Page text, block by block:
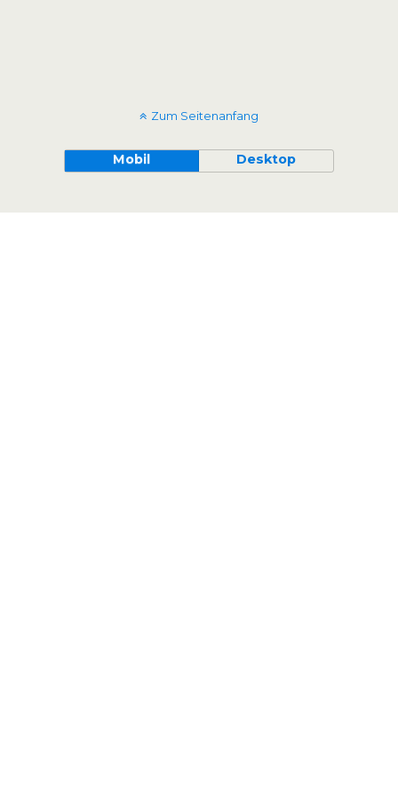
Zum Seitenanfang
Mobil Desktop